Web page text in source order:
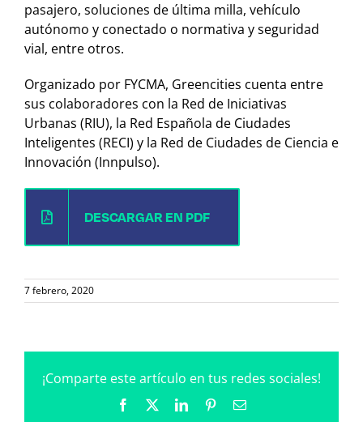
pasajero, soluciones de última milla, vehículo
autónomo y conectado o normativa y seguridad
vial, entre otros.
Organizado por FYCMA, Greencities cuenta entre
sus colaboradores con la Red de Iniciativas
Urbanas (RIU), la Red Española de Ciudades
Inteligentes (RECI) y la Red de Ciudades de Ciencia e
Innovación (Innpulso).
DESCARGAR EN PDF
7 febrero, 2020
¡Comparte este artículo en tus redes sociales!
Facebook LinkedInPinterestCorreo